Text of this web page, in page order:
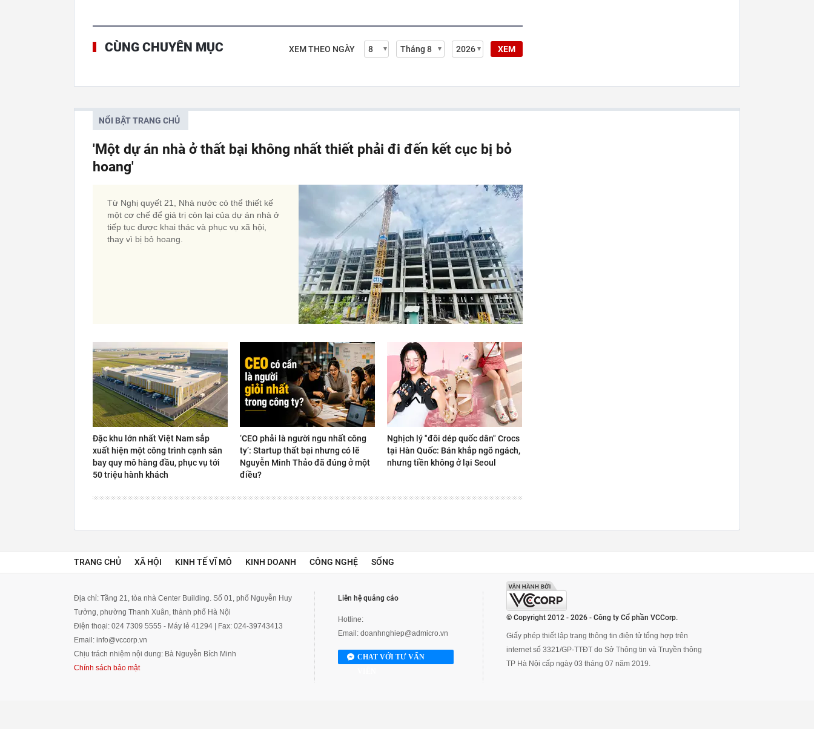
CÙNG CHUYÊN MỤC XEM THEO NGÀY XEM
NỔI BẬT TRANG CHỦ
'Một dự án nhà ở thất bại không nhất thiết phải đi đến kết cục bị bỏ
hoang'
Từ Nghị quyết 21, Nhà nước có thể thiết kế
một cơ chế để giá trị còn lại của dự án nhà ở
tiếp tục được khai thác và phục vụ xã hội,
thay vì bị bỏ hoang.
Đặc khu lớn nhất Việt Nam sắp
xuất hiện một công trình cạnh sân
bay quy mô hàng đầu, phục vụ tới
50 triệu hành khách
‘CEO phải là người ngu nhất công
ty’: Startup thất bại nhưng có lẽ
Nguyễn Minh Thảo đã đúng ở một
điều?
Nghịch lý "đôi dép quốc dân" Crocs
tại Hàn Quốc: Bán khắp ngõ ngách,
nhưng tiền không ở lại Seoul
TRANG CHỦ XÃ HỘI KINH TẾ VĨ MÔ KINH DOANH CÔNG NGHỆ SỐNG
Địa chỉ: Tầng 21, tòa nhà Center Building. Số 01, phố Nguyễn Huy
Tưởng, phường Thanh Xuân, thành phố Hà Nội
Điện thoại: 024 7309 5555 - Máy lẻ 41294 | Fax: 024-39743413
Email: info@vccorp.vn
Chịu trách nhiệm nội dung: Bà Nguyễn Bích Minh
Chính sách bảo mật
Liên hệ quảng cáo
Hotline:
Email: doanhnghiep@admicro.vn
CHAT VỚI TƯ VẤN
© Copyright 2012 - 2026 - Công ty Cổ phần VCCorp.
Giấy phép thiết lập trang thông tin điện tử tổng hợp trên
internet số 3321/GP-TTĐT do Sở Thông tin và Truyền thông
TP Hà Nội cấp ngày 03 tháng 07 năm 2019.